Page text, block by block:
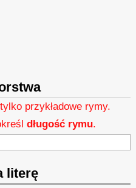
przykładowe rymy.
długość rymu.
literę